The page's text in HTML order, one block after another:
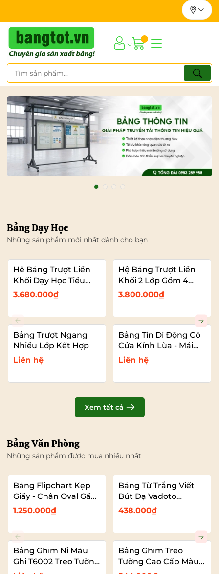
Bảng Dạy Học
Những sản phẩm mới nhất dành cho bạn
Hệ Bảng Trượt Liền
Khối Dạy Học Tiểu
Học – 2 Bảng Trượt
3.680.000₫
Hệ Bảng Trượt Liền
Khối 2 Lớp Gồm 4
Bảng Dạy Học (2
Bảng Trượt Kết Hợp
TIVI)
3.800.000₫
Bảng Trượt Ngang
Nhiều Lớp Kết Hợp
Liên hệ
Bảng Tin Di Động Có
Cửa Kính Lùa - Mái
Che
Liên hệ
Xem tất cả
Bảng Văn Phòng
Những sản phẩm được mua nhiều nhất
Bảng Flipchart Kẹp
Giấy - Chân Oval Gấp
Gọn - Bảng Đào Tạo
1.250.000₫
Bảng Từ Trắng Viết
Bút Dạ Vadoto
EcoTech
438.000₫
Bảng Ghim Nỉ Màu
Ghi T6002 Treo Tường
Bảng Ghim Treo
Tường Cao Cấp Màu